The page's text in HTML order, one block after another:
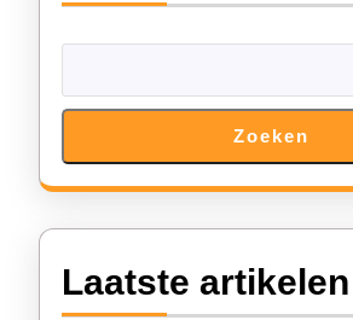
Zoeken
Laatste artikelen